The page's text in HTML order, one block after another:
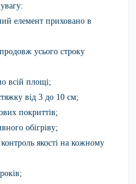
елемент приховано в
усього строку
всій площі;
від 3 до 10 см;
покриттів;
обігріву;
якості на кожному